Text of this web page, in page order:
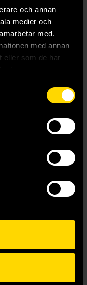
och annan
medier och
med.
med annan
eller som de har